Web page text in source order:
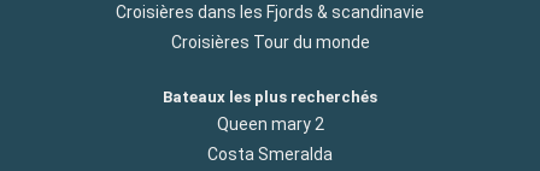
Croisières dans les Fjords & scandinavie
Croisières Tour du monde
Bateaux les plus recherchés
Queen mary 2
Costa Smeralda